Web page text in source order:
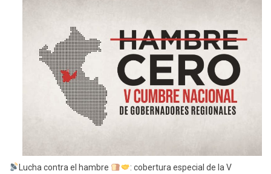
Lucha contra el hambre
: cobertura especial de la V